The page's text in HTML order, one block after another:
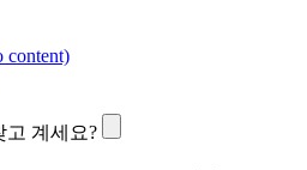
content)
고 계세요?